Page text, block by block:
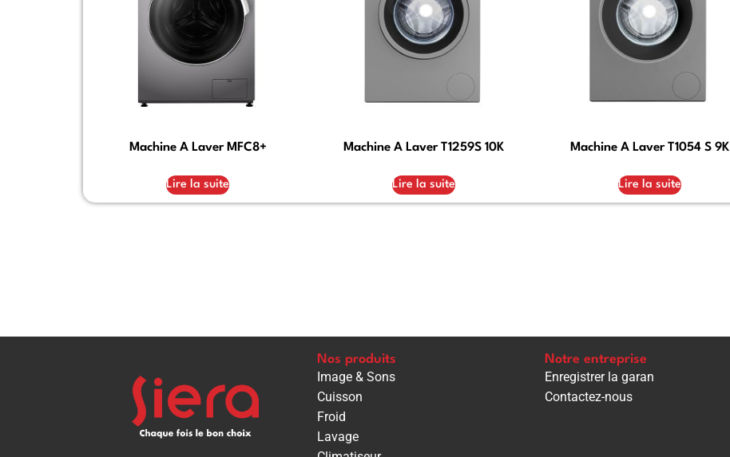
Machine A Laver MFC8+
Lire la suite
Machine A Laver T1259S 10K
Lire la suite
Machine A Laver T1054 S 9K
Lire la suite
Nos produits
Image & Sons
Cuisson
Froid
Lavage
Notre entreprise
Enregistrer la garan
Contactez-nous